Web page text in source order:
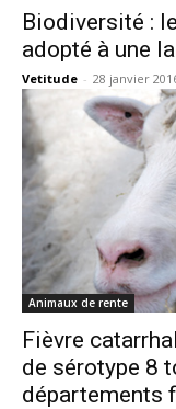
Biodiversité :
adopté à une
Vetitude - 28 janvier
Animaux de rente
Fièvre
de sérotype 8
départements